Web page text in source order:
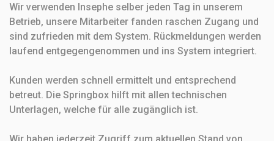
Wir verwenden Insephe selber jeden Tag in unserem
Betrieb, unsere Mitarbeiter fanden raschen Zugang und
sind zufrieden mit dem System. Rückmeldungen werden
laufend entgegengenommen und ins System integriert.
Kunden werden schnell ermittelt und entsprechend
betreut. Die Springbox hilft mit allen technischen
Unterlagen, welche für alle zugänglich ist.
Wir haben jederzeit Zugriff zum aktuellen Stand von